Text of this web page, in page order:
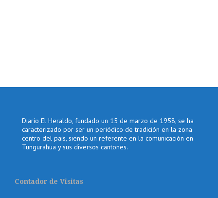
Diario El Heraldo, fundado un 15 de marzo de 1958, se ha
caracterizado por ser un periódico de tradición en la zona
centro del país, siendo un referente en la comunicación en
Tungurahua y sus diversos cantones.
Contador de Visitas